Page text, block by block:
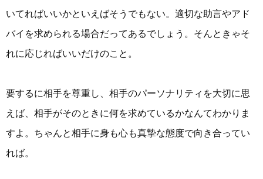
いてればいいかといえばそうでもない。適切な助言やアド
バイを求められる場合だってあるでしょう。そんときゃそ
れに応じればいいだけのこと。
要するに相手を尊重し、相手のパーソナリティを大切に思
えば、相手がそのときに何を求めているかなんてわかりま
すよ。ちゃんと相手に身も心も真摯な態度で向き合ってい
れば。